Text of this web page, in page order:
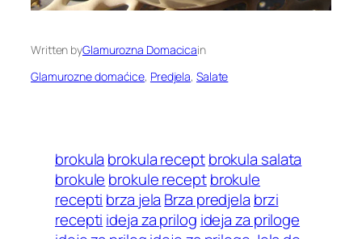
Written byGlamurozna Domacicain
Glamurozne domaćice, Predjela, Salate
brokula brokula receptbrokula salata
brokule brokule receptbrokule
recepti brza jela Brza predjela brzi
recepti ideja za prilog ideja za priloge